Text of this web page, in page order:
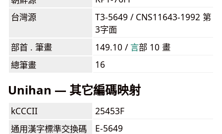
台灣源
T3-5649 / CNS11643-1992 第
3字面
部首 . 筆畫
149.10 / ⾔部 10 畫
總筆畫
16
Unihan — 其它編碼映射
kCCCII
25453F
通用漢字標準交換碼
E-5649